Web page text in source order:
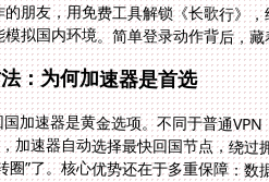
拟国内环境。简单登录动作背后，
：为何加速器是首选
加速器是黄金选项。不同于普通